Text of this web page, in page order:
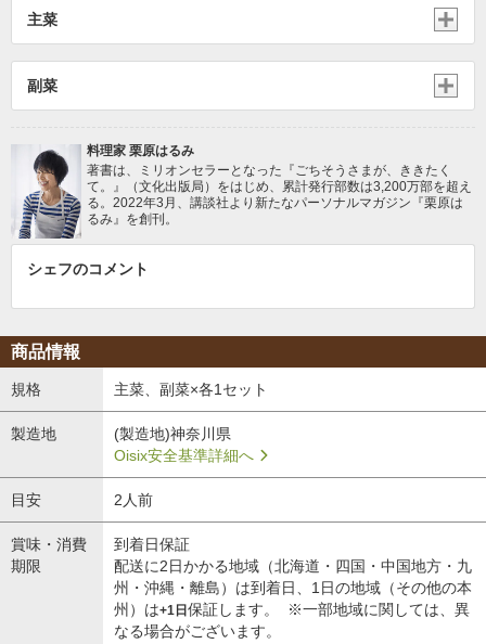
主菜
副菜
料理家 栗原はるみ
著書は、ミリオンセラーとなった『ごちそうさまが、ききたく
て。』（文化出版局）をはじめ、累計発行部数は3,200万部を超え
る。2022年3月、講談社より新たなパーソナルマガジン『栗原は
るみ』を創刊。
シェフのコメント